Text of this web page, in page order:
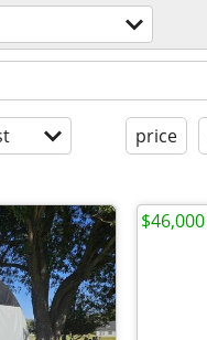
price
$46,000